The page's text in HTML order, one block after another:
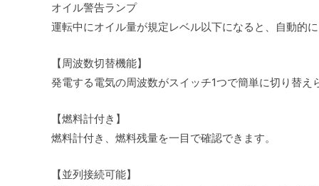
オイル警告ランプ
運転中にオイル量が規定レベル以下になると、自動的
【周波数切替機能】
発電する電気の周波数がスイッチ1つで簡単に切り替
【燃料計付き】
燃料計付き、燃料残量を一目で確認できます。
【並列接続可能】